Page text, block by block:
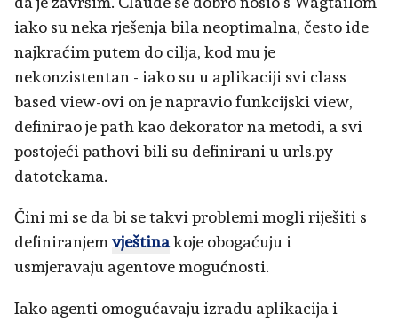
iako su neka rješenja bila neoptimalna, često ide
najkraćim putem do cilja, kod mu je
nekonzistentan - iako su u aplikaciji svi class
based view-ovi on je napravio funkcijski view,
definirao je path kao dekorator na metodi, a svi
postojeći pathovi bili su definirani u urls.py
datotekama.
Čini mi se da bi se takvi problemi mogli riješiti s
definiranjemvještinakoje obogaćuju i
usmjeravaju agentove mogućnosti.
Iako agenti omogućavaju izradu aplikacija i